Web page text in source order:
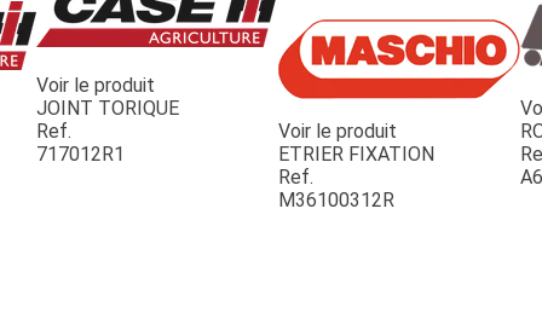
JOUET
ESPACES VERTS
Voir le produit
JOINT TORIQUE
Ref.
717012R1
Voir le produit
ETRIER FIXATION
Ref.
M36100312R